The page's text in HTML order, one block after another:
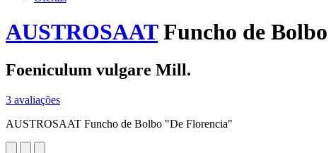
AUSTROSAATFuncho de
Foeniculum vulgare Mill.
3 avaliações
AUSTROSAAT Funcho de Bolbo "De Florencia"